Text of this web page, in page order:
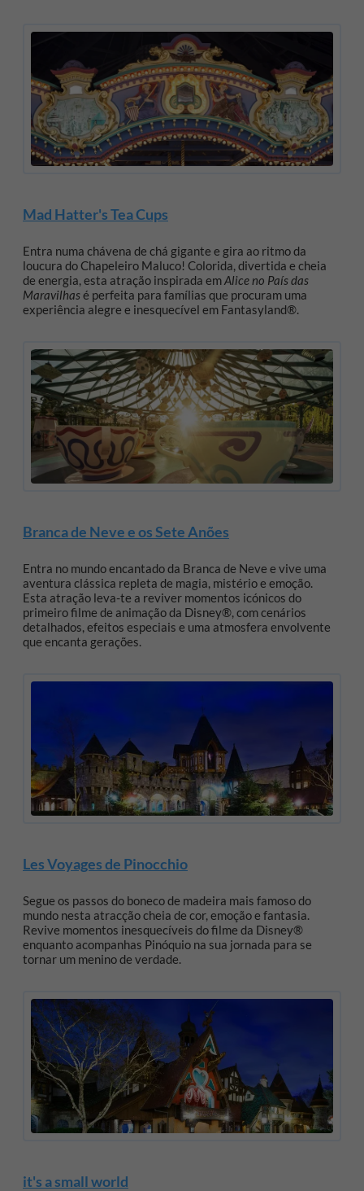
Mad Hatter's Tea Cups
Entra numa chávena de chá gigante e gira ao ritmo da
loucura do Chapeleiro Maluco! Colorida, divertida e cheia
de energia, esta atração inspirada emAlice no País das
Maravilhasé perfeita para famílias que procuram uma
experiência alegre e inesquecível em Fantasyland®.
Branca de Neve e os Sete Anões
Entra no mundo encantado da Branca de Neve e vive uma
aventura clássica repleta de magia, mistério e emoção.
Esta atração leva-te a reviver momentos icónicos do
primeiro filme de animação da Disney®, com cenários
detalhados, efeitos especiais e uma atmosfera envolvente
que encanta gerações.
Les Voyages de Pinocchio
Segue os passos do boneco de madeira mais famoso do
mundo nesta atracção cheia de cor, emoção e fantasia.
Revive momentos inesquecíveis do filme da Disney®
enquanto acompanhas Pinóquio na sua jornada para se
tornar um menino de verdade.
it's a small world